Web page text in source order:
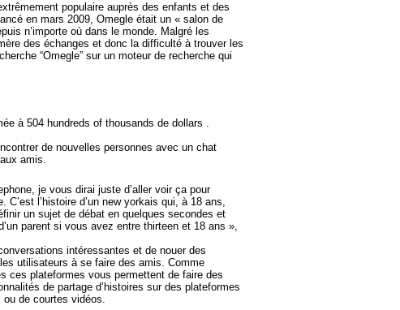
populaire auprès des enfants et des
en mars 2009, Omegle était un « salon de
n’importe où dans le monde. Malgré les
des échanges et donc la difficulté à trouver les
“Omegle” sur un moteur de recherche qui
à 504 hundreds of thousands de dollars .
de nouvelles personnes avec un chat
amis.
je vous dirai juste d’aller voir ça pour
l’histoire d’un new yorkais qui, à 18 ans,
un sujet de débat en quelques secondes et
parent si vous avez entre thirteen et 18 ans »,
intéressantes et de nouer des
utilisateurs à se faire des amis. Comme
ces plateformes vous permettent de faire des
de partage d’histoires sur des plateformes
de courtes vidéos.